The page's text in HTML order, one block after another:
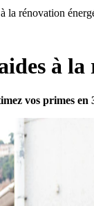
la rénovation
à la
vos primes en